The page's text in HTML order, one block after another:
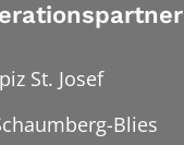
St. Josef
Blies